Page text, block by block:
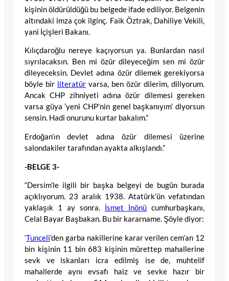
kişinin öldürüldüğü bu belgede ifade ediliyor. Belgenin
altındaki imza çok ilginç. Faik Öztrak, Dahiliye Vekili,
yani İçişleri Bakanı.
Kılıçdaroğlu nereye kaçıyorsun ya. Bunlardan nasıl
sıyrılacaksın. Ben mi özür dileyeceğim sen mi özür
dileyeceksin. Devlet adına özür dilemek gerekiyorsa
böyle bir literatür varsa, ben özür dilerim, diliyorum.
Ancak CHP zihniyeti adına özür dilemesi gereken
varsa güya ’yeni CHP’nin genel başkanıyım’ diyorsun
sensin. Hadi onurunu kurtar bakalım.”
Erdoğan’ın devlet adına özür dilemesi üzerine
salondakiler tarafından ayakta alkışlandı.”
-BELGE 3-
“Dersim’le ilgili bir başka belgeyi de bugün burada
açıklıyorum. 23 aralık 1938. Atatürk’ün vefatından
yaklaşık 1 ay sonra. İsmet İnönü cumhurbaşkanı,
Celal Bayar Başbakan. Bu bir kararname. Şöyle diyor:
‘Tunceli’den garba nakillerine karar verilen cem’an 12
bin kişinin 11 bin 683 kişinin mürettep mahallerine
sevk ve iskanları icra edilmiş ise de, muhtelif
mahallerde aynı evsafı haiz ve sevke hazır bir